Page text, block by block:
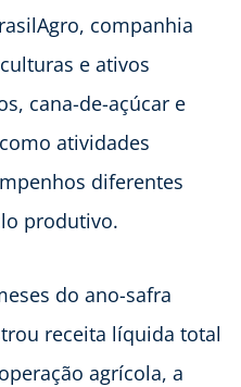
companhia
e ativos
cana-de-açúcar e
atividades
diferentes
produtivo.
do ano-safra
receita líquida total
agrícola, a